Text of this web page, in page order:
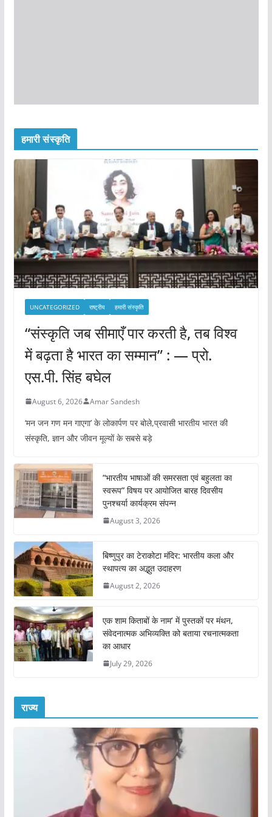
हमारी संस्कृति
UNCATEGORIZED राष्ट्रीय हमारी संस्कृति
“संस्कृति जब सीमाएँ पार करती है, तब विश्व
में बढ़ता है भारत का सम्मान” : — प्रो.
एस.पी. सिंह बघेल
August 6, 2026 Amar Sandesh
‘मन जन गण मन गाएगा’ के लोकार्पण पर बोले,प्रवासी भारतीय भारत की
संस्कृति, ज्ञान और जीवन मूल्यों के सबसे बड़े
“भारतीय भाषाओं की समरसता एवं बहुलता का
स्वरूप” विषय पर आयोजित बारह दिवसीय
पुनश्चर्या कार्यक्रम संपन्न
August 3, 2026
बिष्णुपुर का टेराकोटा मंदिर: भारतीय कला और
स्थापत्य का अद्भुत उदाहरण
August 2, 2026
एक शाम किताबों के नाम’ में पुस्तकों पर मंथन,
संवेदनात्मक अभिव्यक्ति को बताया रचनात्मकता
का आधार
July 29, 2026
राज्य